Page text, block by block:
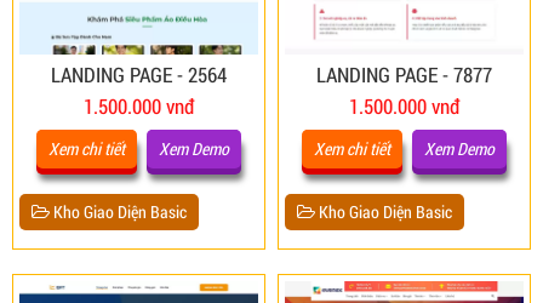
LANDING PAGE - 2564
1.500.000 vnđ
Xem chi tiết Xem Demo
Kho Giao Diện Basic
LANDING PAGE - 7877
1.500.000 vnđ
Xem chi tiết Xem Demo
Kho Giao Diện Basic